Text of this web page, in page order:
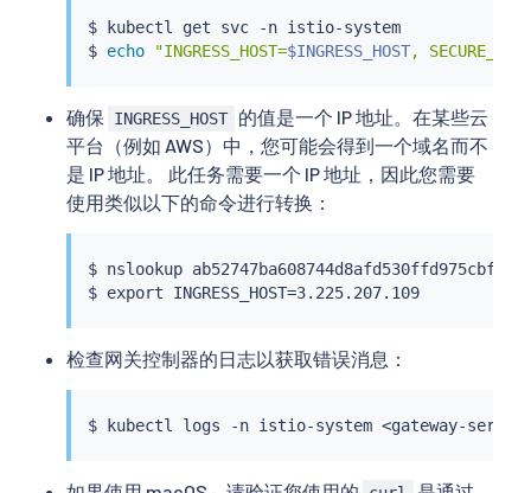
$ kubectl
get svc -n istio-system
$ echo "INGRESS_HOST=$INGRESS_HOST,
确保 INGRESS_HOST
的值是一个 IP 地址。在某些云
平台（例如 AWS）中，您可能会得到一个域名而不
是 IP 地址。 此任务需要一个 IP 地址，因此您需要
使用类似以下的命令进行转换：
$ nslookup ab52747ba608744d8afd530ffd975cbf-
$ export INGRESS_HOST= 3.225.207.109
检查网关控制器的日志以获取错误消息：
$ kubectl logs -n istio-system <gateway-